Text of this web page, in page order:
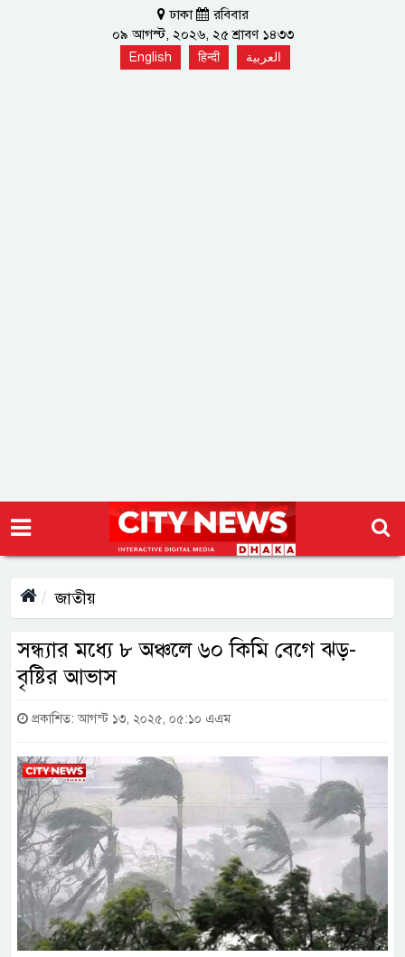
ঢাকা
রবিবার
০৯ আগস্ট, ২০২৬, ২৫ শ্রাবণ ১৪৩৩
English हिन्दी العربية
জাতীয়
সন্ধ্যার মধ্যে ৮ অঞ্চলে ৬০ কিমি বেগে ঝড়-
বৃষ্টির আভাস
প্রকাশিত: আগস্ট ১৩, ২০২৫, ০৫:১০ এএম